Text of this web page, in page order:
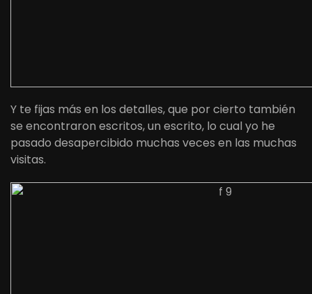
Y te fijas más en los detalles, que por cierto también
se encontraron escritos, un escrito, lo cual yo he
pasado desapercibido muchas veces en las muchas
visitas.